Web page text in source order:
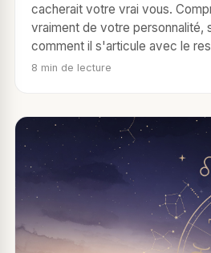
cacherait votre vrai vous.
vraiment de votre personnalité,
comment il s'articule avec le
8 min de lecture